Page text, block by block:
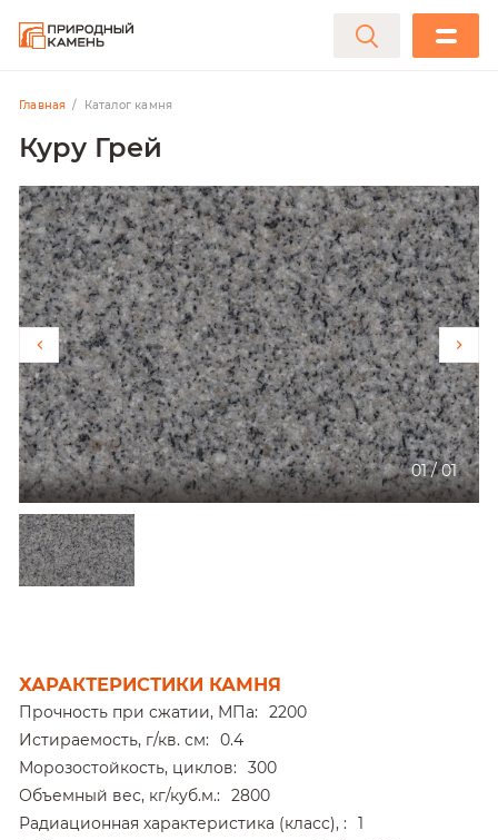
Главная Каталог камня
Куру Грей
01/01
ХАРАКТЕРИСТИКИ КАМНЯ
Прочность при сжатии, МПа:
2200
Истираемость, г/кв. см:
0.4
Морозостойкость, циклов:
300
Объемный вес, кг/куб.м.:
2800
Радиационная характеристика (класс), :
1